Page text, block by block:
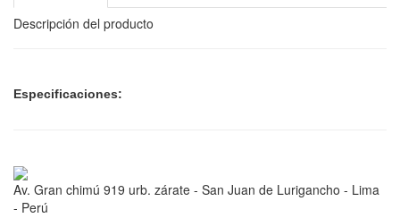
Descripción del producto
Especificaciones:
Av. Gran chimú 919 urb. zárate - San Juan de Lurigancho - Lima
- Perú